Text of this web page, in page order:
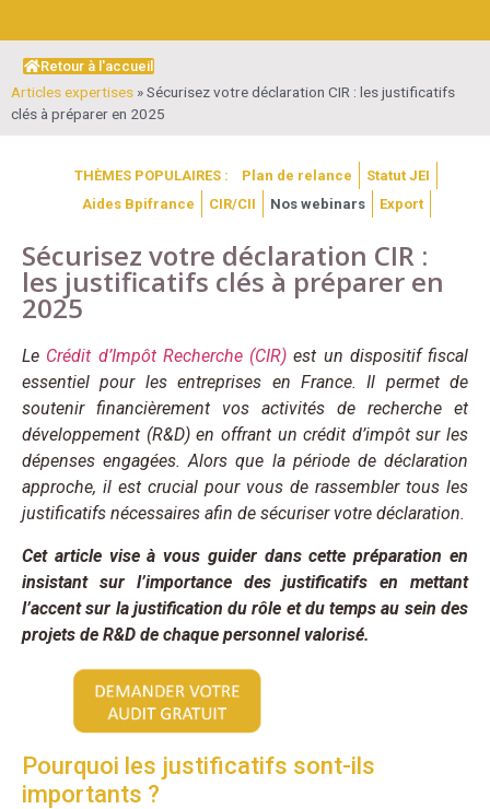
Retour à l'accueil
Articles expertises »Sécurisez votre déclaration CIR : les justificatifs
clés à préparer en 2025
THÈMES POPULAIRES : Plan de relance
Statut JEI
Aides Bpifrance
CIR/CII Nos webinars Export
Sécurisez votre déclaration CIR :
les justificatifs clés à préparer en
2025
Le Crédit d’Impôt Recherche (CIR) est un dispositif fiscal
essentiel pour les entreprises en France. Il permet de
soutenir financièrement vos activités de recherche et
développement (R&D) en offrant un crédit d’impôt sur les
dépenses engagées. Alors que la période de déclaration
approche, il est crucial pour vous de rassembler tous les
justificatifs nécessaires afin de sécuriser votre déclaration.
Cet article vise à vous guider dans cette préparation en
insistant sur l’importance des justificatifs en mettant
l’accent sur la justification du rôle et du temps au sein des
projets de R&D de chaque personnel valorisé.
Pourquoi les justificatifs sont-ils
importants ?